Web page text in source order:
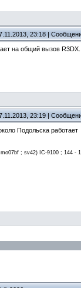
23:18 |
на общий вызов R3DX.
23:19 |
Подольска работает
; sv42) IC-9100 ; 144 -